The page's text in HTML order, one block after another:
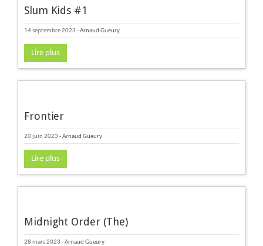
Slum Kids #1
14 septembre 2023 -Arnaud Gueury
Lire plus
Frontier
20 juin 2023 -Arnaud Gueury
Lire plus
Midnight Order (The)
28 mars 2023 -Arnaud Gueury